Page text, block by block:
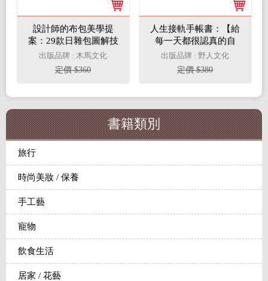
設計師的布包美學提
案：29款日雜包圖解技
法、步驟、版型全收
錄！(二版)
出版品牌 : 木馬文化
定價 $360
人生接軌手帳書：【給
每一天都很認真的自
己】（超值加贈！獨家
日付&原創素材美圖上
百種）
出版品牌 : 野人文化
定價 $380
書籍類別
旅行
時尚美妝 / 保養
手工藝
寵物
飲食生活
居家 / 花藝